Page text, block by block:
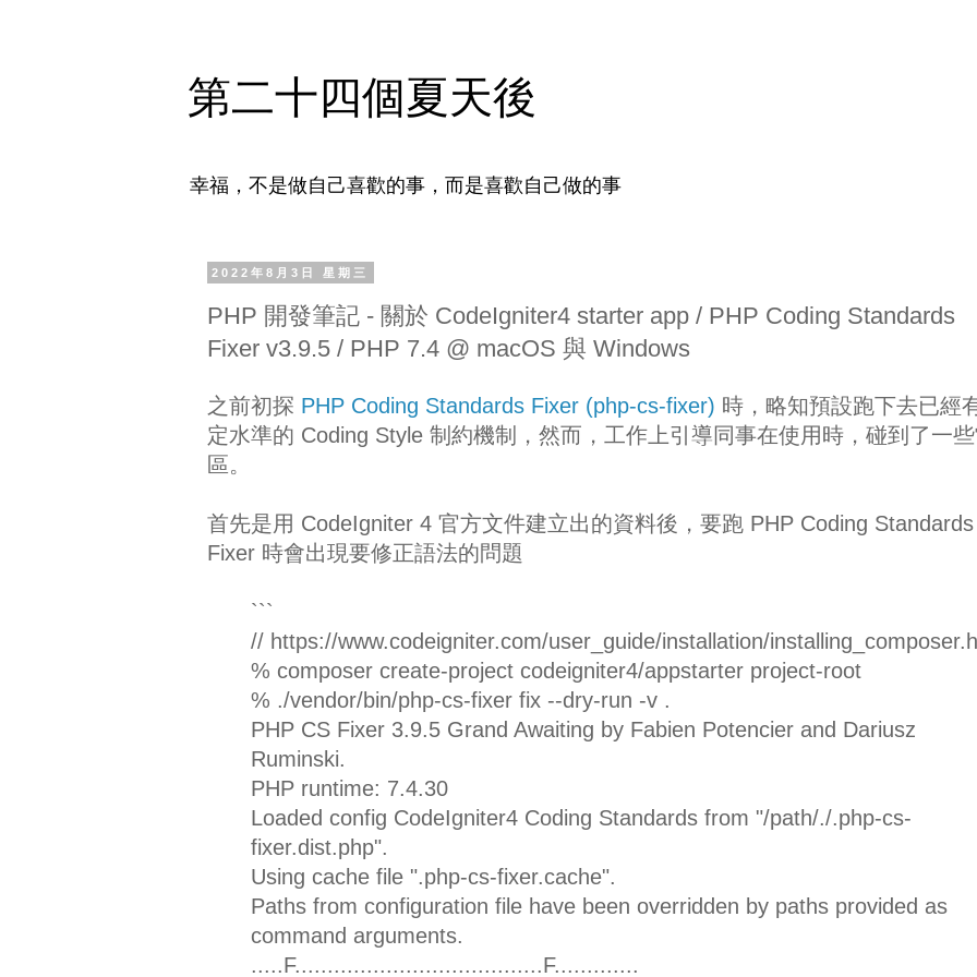
第二十四個夏天後
幸福，不是做自己喜歡的事，而是喜歡自己做的事
2022年8月3日 星期三
PHP 開發筆記 - 關於 CodeIgniter4 starter app / PHP Coding Standards
Fixer v3.9.5 / PHP 7.4 @ macOS 與 Windows
之前初探 PHP Coding Standards Fixer (php-cs-fixer) 時，略知預設跑下去已經
定水準的 Coding Style 制約機制，然而，工作上引導同事在使用時，碰到了一
區。
首先是用 CodeIgniter 4 官方文件建立出的資料後，要跑 PHP Coding Standards
Fixer 時會出現要修正語法的問題
```
// https://www.codeigniter.com/user_guide/installation/
% composer create-project codeigniter4/appstarter project-root
% ./vendor/bin/php-cs-fixer fix --dry-run -v .
PHP CS Fixer 3.9.5 Grand Awaiting by Fabien Potencier and Dariusz
Ruminski.
PHP runtime: 7.4.30
Loaded config CodeIgniter4 Coding Standards from "/path/./.php-cs-
fixer.dist.php".
Using cache file ".php-cs-fixer.cache".
Paths from configuration file have been overridden by paths provided as
command arguments.